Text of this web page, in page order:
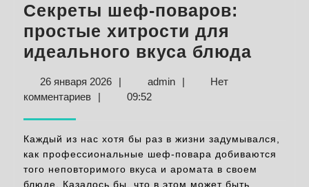
Секреты шеф-поваров:
простые хитрости для
идеального вкуса блюда
для
26 января 202626
января
| adminadmin
|
Нет
комментариев
| 09:52
Каждый из нас хотя бы раз в жизни задумывался,
как профессиональные шеф-повара добиваются
того неповторимого вкуса и аромата в своем
блюде. Казалось бы, что в этом может быть